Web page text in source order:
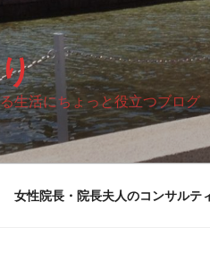
生活にちょっと役立つブログ
女性院長・院長夫人のコンサルテ